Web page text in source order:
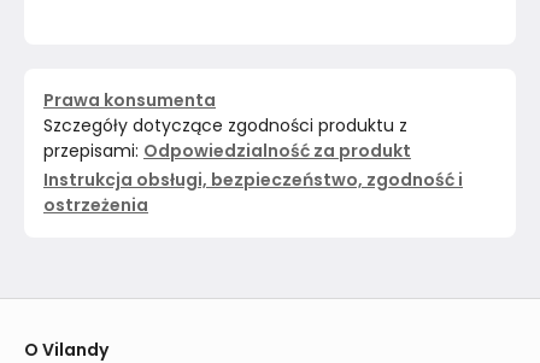
Prawa konsumenta
Szczegóły dotyczące zgodności produktu z
przepisami: Odpowiedzialność za produkt
Instrukcja obsługi, bezpieczeństwo, zgodność i
ostrzeżenia
O Vilandy